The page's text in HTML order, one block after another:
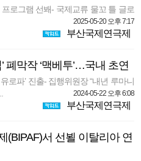
로그램 선봬- 국제교류 물꼬 틀 글로
2025-05-20 오후 7:17
부산국제연극제
폐막작 ‘맥베투’…국내 초연
로파’ 진출- 집행위원장 “내년 루마니
2024-05-22 오후 6:08
부산국제연극제
(BIPAF)서 선뵐 이탈리아 연